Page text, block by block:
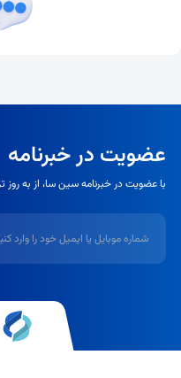
عضویت در خبرنامه
با عضویت در خبرنامه سین سا، از به